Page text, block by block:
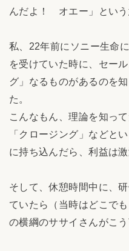
んだよ！ オエー」という
私、22年前にソニー生命
を受けていた時に、セー
グ」なるものがあるのを
た。
こんなもん、理論を知っ
「クロージング」などと
に持ち込んだら、利益は激
そして、休憩時間中に、
ていたら（当時はどこで
の横綱のササイさんがこう